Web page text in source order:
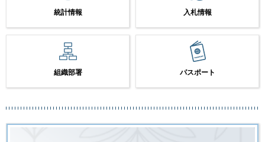
統計情報 入札情報
組織部署 パスポート